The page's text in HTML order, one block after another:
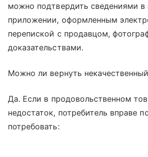
можно подтвердить сведениями
приложении, оформленным
перепиской с продавцом,
доказательствами.
Можно ли вернуть
Да. Если в продовольственном
недостаток, потребитель вправе
потребовать: